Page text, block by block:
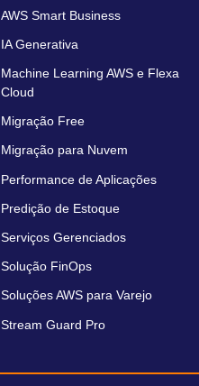
AWS Smart Business
IA Generativa
Machine Learning AWS e Flexa
Cloud
Migração Free
Migração para Nuvem
Performance de Aplicações
Predição de Estoque
Serviços Gerenciados
Solução FinOps
Soluções AWS para Varejo
Stream Guard Pro